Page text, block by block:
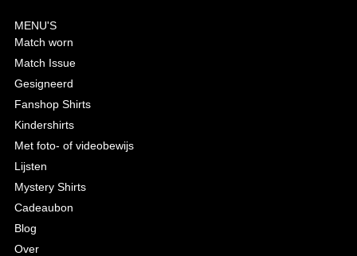
MENU'S
Match worn
Match Issue
Gesigneerd
Fanshop Shirts
Kindershirts
Met foto- of videobewijs
Lijsten
Mystery Shirts
Cadeaubon
Blog
Over